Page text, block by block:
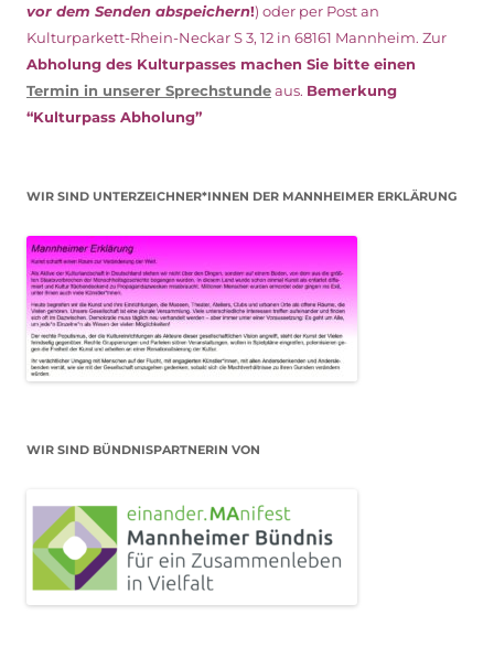
vor dem Senden abspeichern!) oder per Post an
Kulturparkett-Rhein-Neckar S 3, 12 in 68161 Mannheim. Zur
Abholung des Kulturpasses machen Sie bitte einen
Termin in unserer Sprechstundeaus. Bemerkung
“Kulturpass Abholung”
WIR SIND UNTERZEICHNER*INNEN DER MANNHEIMER ERKLÄRUNG
WIR SIND BÜNDNISPARTNERIN VON